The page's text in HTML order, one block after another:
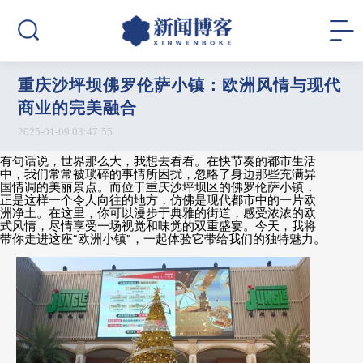
重庆沙坪坝佛罗伦萨小镇：欧洲风情与现代
商业的完美融合
2025-01-09 03:47:55
有句话说，世界那么大，我想去看看。在快节奏的都市生活
中，我们常常被琐碎的事情所困扰，忽略了身边那些充满异
国情调的美丽景点。而位于重庆沙坪坝区的佛罗伦萨小镇，
正是这样一个令人向往的地方，仿佛是现代都市中的一片欧
洲净土。在这里，你可以漫步于典雅的街道，感受浓浓的欧
式风情，尽情享受一场视觉和味觉的双重盛宴。今天，我将
带你走进这座“欧洲小镇” ，一起体验它带给我们的独特魅力。